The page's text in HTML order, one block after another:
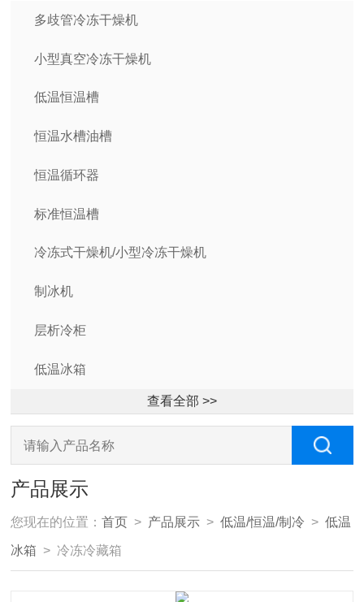
多歧管冷冻干燥机
小型真空冷冻干燥机
低温恒温槽
恒温水槽油槽
恒温循环器
标准恒温槽
冷冻式干燥机/小型冷冻干燥机
制冰机
层析冷柜
低温冰箱
查看全部 >>
产品展示
您现在的位置：首页 > 产品展示 >低温/恒温/制冷 >低温
冰箱 > 冷冻冷藏箱